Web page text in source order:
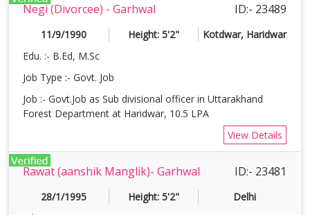
Negi (Divorcee) - Garhwal ID:- 23489
11/9/1990 Height: 5'2"
Kotdwar, Haridwar
Edu. :- B.Ed, M.Sc
Job Type :- Govt. Job
Job :- Govt.Job as Sub divisional officer in Uttarakhand
Forest Department at Haridwar, 10.5 LPA
View Details
Rawat (aanshik Manglik)- Garhwal ID:- 23481
28/1/1995 Height: 5'2"
Delhi